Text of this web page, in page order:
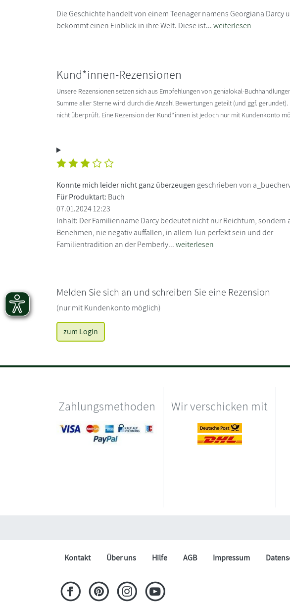
Die Geschichte handelt von einem Teenager namens Georgiana Darcy
bekommt einen Einblick in ihre Welt. Diese ist...weiterlesen
Kund*innen-Rezensionen
Unsere Rezensionen setzen sich aus Empfehlungen von genialokal-
Summe aller Sterne wird durch die Anzahl Bewertungen geteilt (und ggf.
nicht überprüft. Eine Rezension der Kund*innen ist jedoch nur mit Kundenkonto
Konnte mich leider nicht ganz überzeugen geschrieben von
Für Produktart: Buch
07.01.2024 12:23
Inhalt: Der Familienname Darcy bedeutet nicht nur Reichtum, sondern
Benehmen, nie negativ auffallen, in allem Tun perfekt sein und der
Familientradition an der Pemberly...weiterlesen
Melden Sie sich an und schreiben Sie eine Rezension
(nur mit Kundenkonto möglich)
zum Login
Zahlungsmethoden Wir verschicken mit
Kontakt Über uns Hilfe AGB Impressum